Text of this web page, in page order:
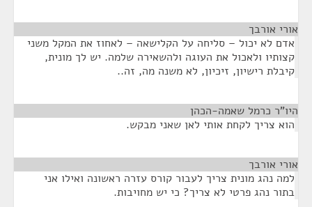
אורי אורבך
אדם לא יכול – סליחה על הקלישאה – לאחוז את המקל משני
קצותיו ולאכול את העוגה ולהשאירה שלמה. יש לך מונית,
קיבלת רישיון, זיכיון, לא משנה מה, זה..
היו"ר כרמל שאמה-הכהן
הוא צריך לקחת אותי לאן שאני מבקש.
אורי אורבך
למה נהג מונית צריך לעבור קורס עזרה ראשונה ואילו אני
בתור נהג פרטי לא צריך? כי יש מחויבות.